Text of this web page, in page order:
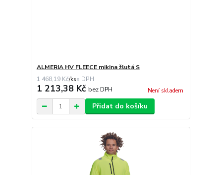
ALMERIA HV FLEECE mikina žlutá S
1 468,19 Kč/ks
1 213,38 Kč bez DPH Není skladem
Přidat do košíku